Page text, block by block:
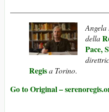
della
Pace,
Regisa Torino.
Go to Original –